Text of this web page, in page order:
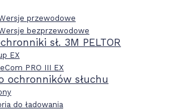
przewodowe
bezprzewodowe
sł. 3M PELTOR
EX
PRO III EX
ochronników słuchu
do ładowania